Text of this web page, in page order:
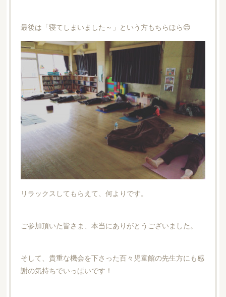
最後は「寝てしまいました～」という方もちらほら😊
リラックスしてもらえて、何よりです。
ご参加頂いた皆さま、本当にありがとうございました。
そして、貴重な機会を下さった百々児童館の先生方にも感
謝の気持ちでいっぱいです！